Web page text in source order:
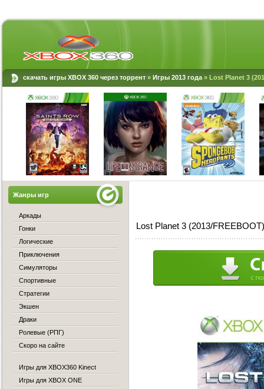
скачать игры XBOX 360 через торрент » Игры 2013 года » Lost Planet 3
Lost Planet 3 (2013/
Жанры игр
Аркады
Гонки
Логические
Приключения
Симуляторы
Спортивные
Стратегии
Экшен
Драки
Ролевые (РПГ)
Скоро на сайте
Игры для XBOX360 Kinect
Игры для XBOX ONE